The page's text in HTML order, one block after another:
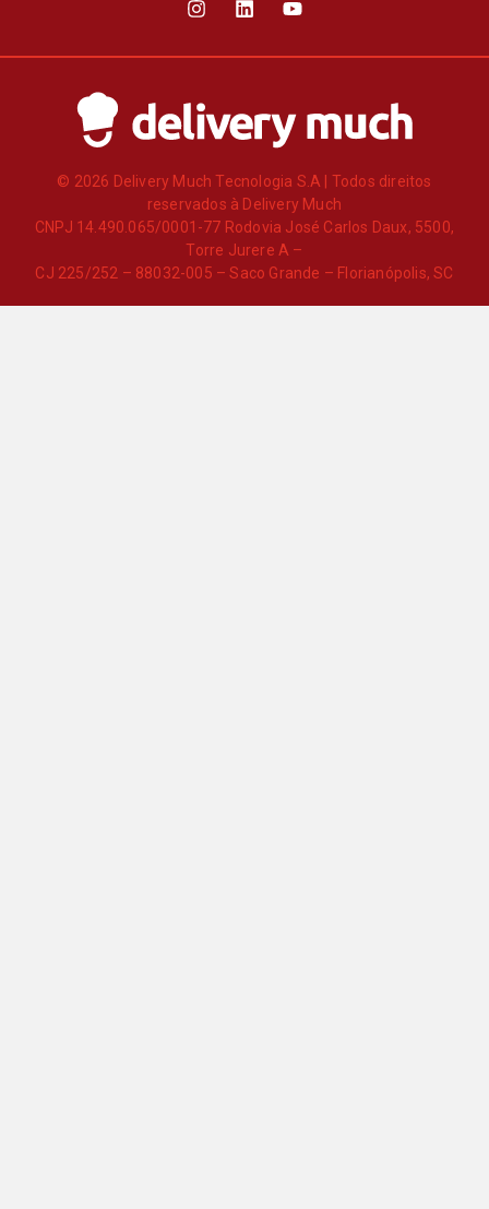
© 2026 Delivery Much Tecnologia S.A | Todos direitos
reservados à Delivery Much
CNPJ 14.490.065/0001-77 Rodovia José Carlos Daux, 5500,
Torre Jurere A –
CJ 225/252 – 88032-005 – Saco Grande – Florianópolis, SC